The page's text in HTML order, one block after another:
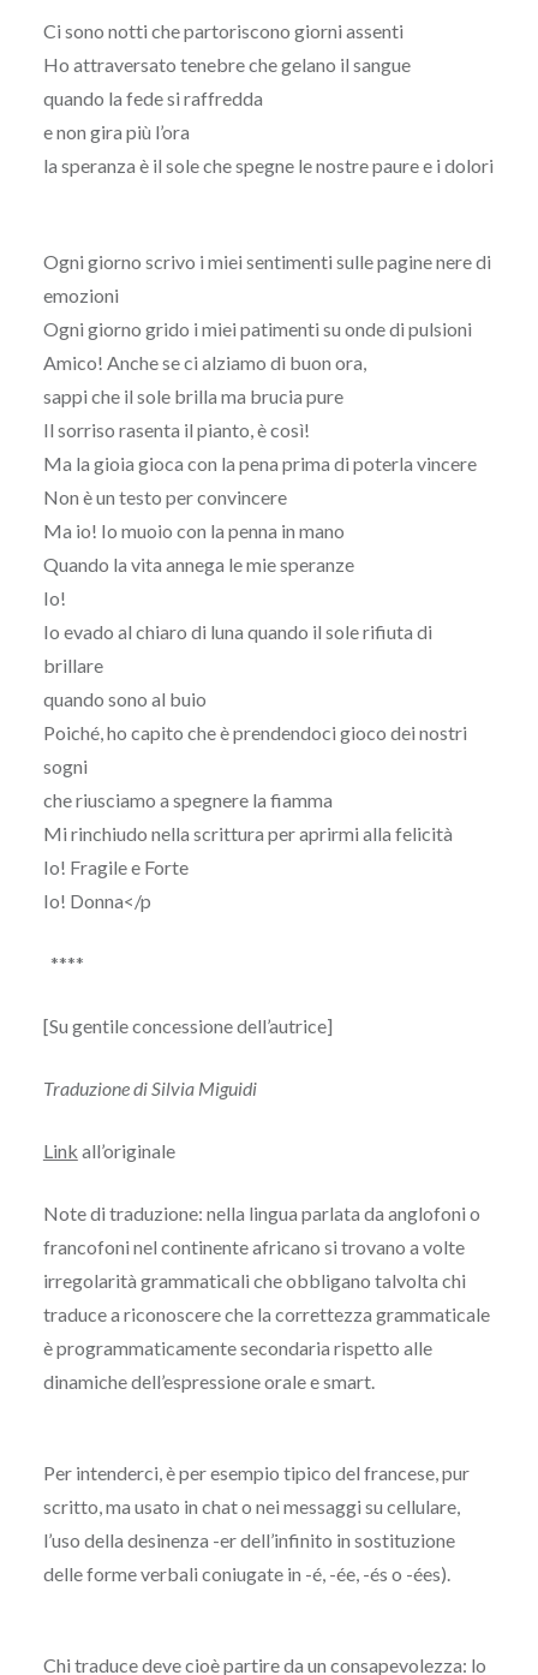
Ci sono notti che partoriscono giorni assenti
Ho attraversato tenebre che gelano il sangue
quando la fede si raffredda
e non gira più l’ora
la speranza è il sole che spegne le nostre paure e i dolori
Ogni giorno scrivo i miei sentimenti sulle pagine nere di
emozioni
Ogni giorno grido i miei patimenti su onde di pulsioni
Amico! Anche se ci alziamo di buon ora,
sappi che il sole brilla ma brucia pure
Il sorriso rasenta il pianto, è così!
Ma la gioia gioca con la pena prima di poterla vincere
Non è un testo per convincere
Ma io! Io muoio con la penna in mano
Quando la vita annega le mie speranze
Io!
Io evado al chiaro di luna quando il sole rifiuta di
brillare
quando sono al buio
Poiché, ho capito che è prendendoci gioco dei nostri
sogni
che riusciamo a spegnere la fiamma
Mi rinchiudo nella scrittura per aprirmi alla felicità
Io! Fragile e Forte
Io! Donna</p
****
[Su gentile concessione dell’autrice]
Traduzione di Silvia Miguidi
Link all’originale
Note di traduzione: nella lingua parlata da anglofoni o
francofoni nel continente africano si trovano a volte
irregolarità grammaticali che obbligano talvolta chi
traduce a riconoscere che la correttezza grammaticale
è programmaticamente secondaria rispetto alle
dinamiche dell’espressione orale e smart.
Per intenderci, è per esempio tipico del francese, pur
scritto, ma usato in chat o nei messaggi su cellulare,
l’uso della desinenza -er dell’infinito in sostituzione
delle forme verbali coniugate in -é, -ée, -és o -ées).
Chi traduce deve cioè partire da un consapevolezza: lo